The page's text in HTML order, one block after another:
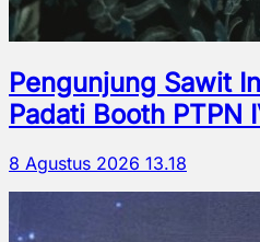
Pengunjung Sawit
Padati Booth PTPN
8 Agustus 2026 13.18